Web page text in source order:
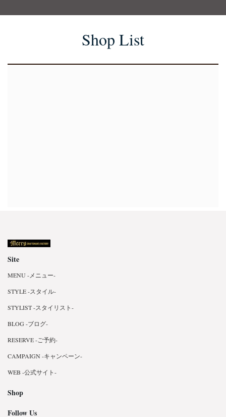
Shop List
Site
MENU -メニュー-
STYLE -スタイル-
STYLIST -スタイリスト-
BLOG -ブログ-
RESERVE -ご予約-
CAMPAIGN -キャンペーン-
WEB -公式サイト-
Shop
Follow Us